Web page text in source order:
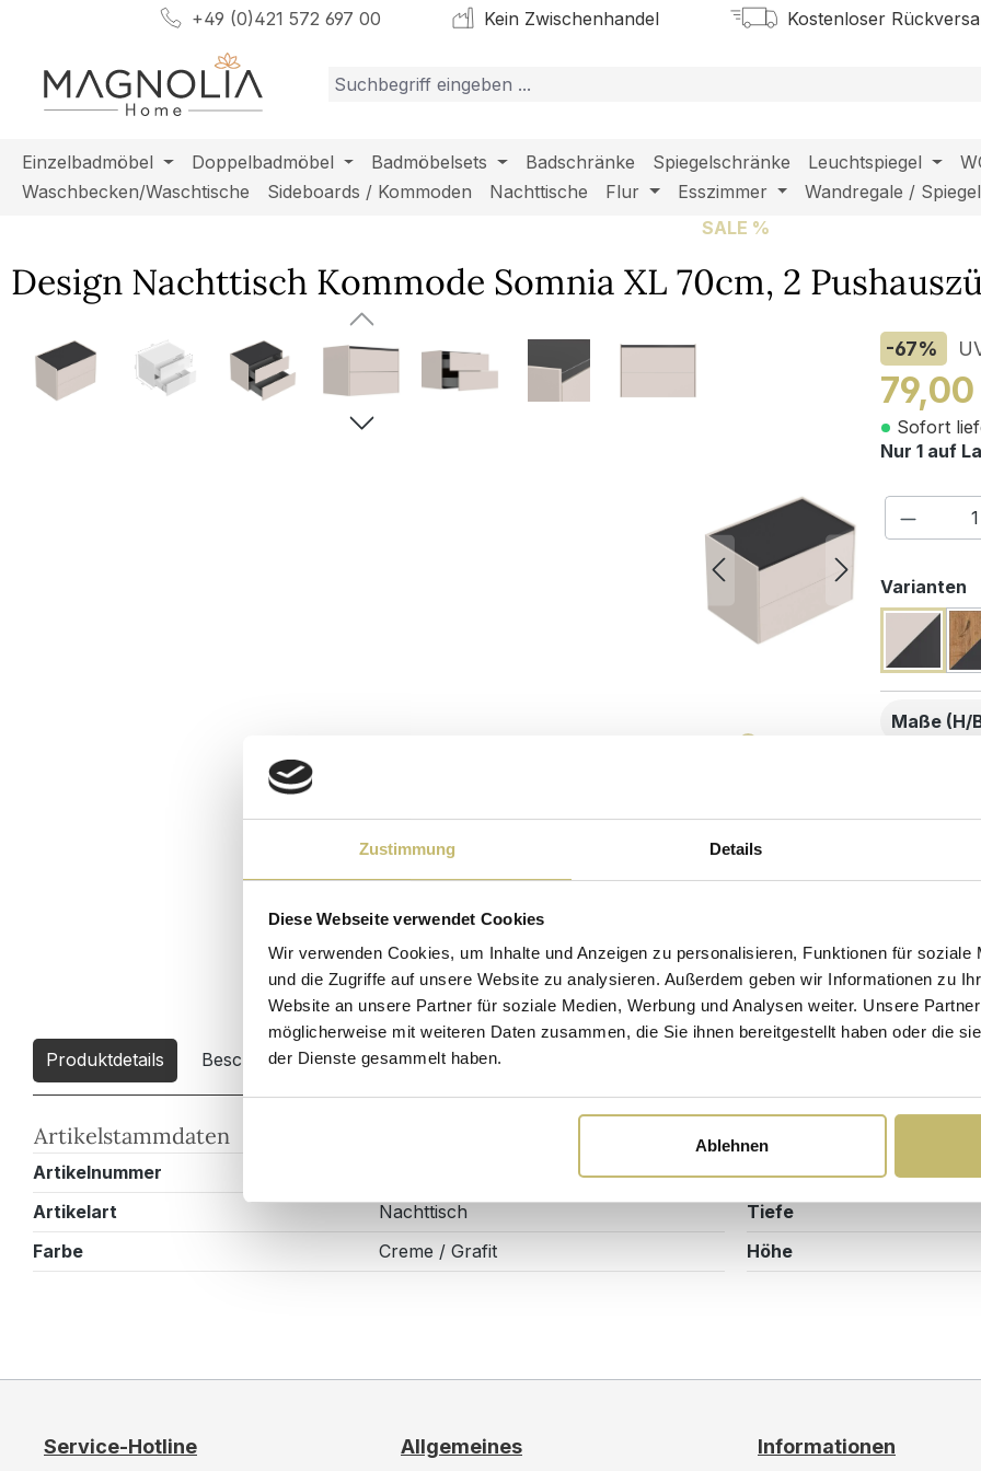
Zustimmung Details
Diese Webseite verwendet Cookies
Wir verwenden Cookies, um Inhalte und Anzeigen zu personalisieren, Funktionen für soziale
und die Zugriffe auf unsere Website zu analysieren. Außerdem geben wir Informationen zu
Website an unsere Partner für soziale Medien, Werbung und Analysen weiter. Unsere
möglicherweise mit weiteren Daten zusammen, die Sie ihnen bereitgestellt haben oder die
der Dienste gesammelt haben.
Ablehnen
Hauptinhalt springen
Zur Suche springen
Zur Hauptnavigation springen+49 (0)421 572 697 00 Kein Zwischenhandel Kostenloser
Einzelbadmöbel Doppelbadmöbel Badmöbelsets Badschränke Spiegelschränke Leuchtspiegel
Waschbecken/Waschtische
Sideboards / Kommoden Nachttische Flur Esszimmer Wandregale / Spiegel
SALE %
Design Nachttisch Kommode Somnia XL 70cm, 2
Bildergalerie überspringen -67%
Sofort
Nur 1 auf
Varianten
Maße (H/
Produktdetails Beschreibung Downloads 2
Artikelstammdaten
Artikelnummer
Artikelart
Nachttisch
Farbe
Creme / Grafit
Breite
Tiefe
Höhe
Service-Hotline Allgemeines Informationen